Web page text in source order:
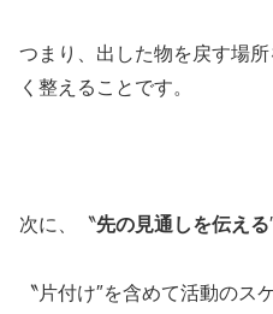
つまり、出した物を戻す場
く整えることです。
次に、〝先の見通しを伝える
〝片付け″を含めて活動のス